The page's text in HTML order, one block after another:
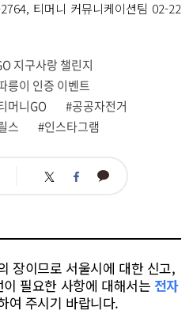
티머니 커뮤니케이션팀 02-22
지구사랑 챌린지
릉이 인증 이벤트
머니GO
#공공자전거
스 #인스타그램
트 페 카
장이므로 서울시에 대한 신고,
필요한 사항에 대해서는 전자
여 주시기 바랍니다.